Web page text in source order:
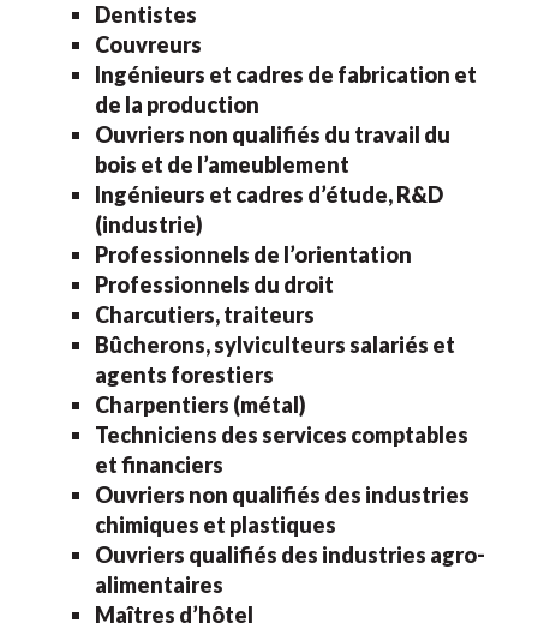
Dentistes
Couvreurs
Ingénieurs et cadres de fabrication et
de la production
Ouvriers non qualifiés du travail du
bois et de l’ameublement
Ingénieurs et cadres d’étude, R&D
(industrie)
Professionnels de l’orientation
Professionnels du droit
Charcutiers, traiteurs
Bûcherons, sylviculteurs salariés et
agents forestiers
Charpentiers (métal)
Techniciens des services comptables
et financiers
Ouvriers non qualifiés des industries
chimiques et plastiques
Ouvriers qualifiés des industries agro-
alimentaires
Maîtres d’hôtel